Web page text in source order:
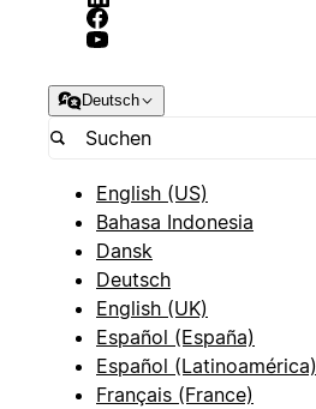
Deutsch
English (US)
Bahasa Indonesia
Dansk
Deutsch
English (UK)
Español (España)
Español (Latinoamérica)
Français (France)